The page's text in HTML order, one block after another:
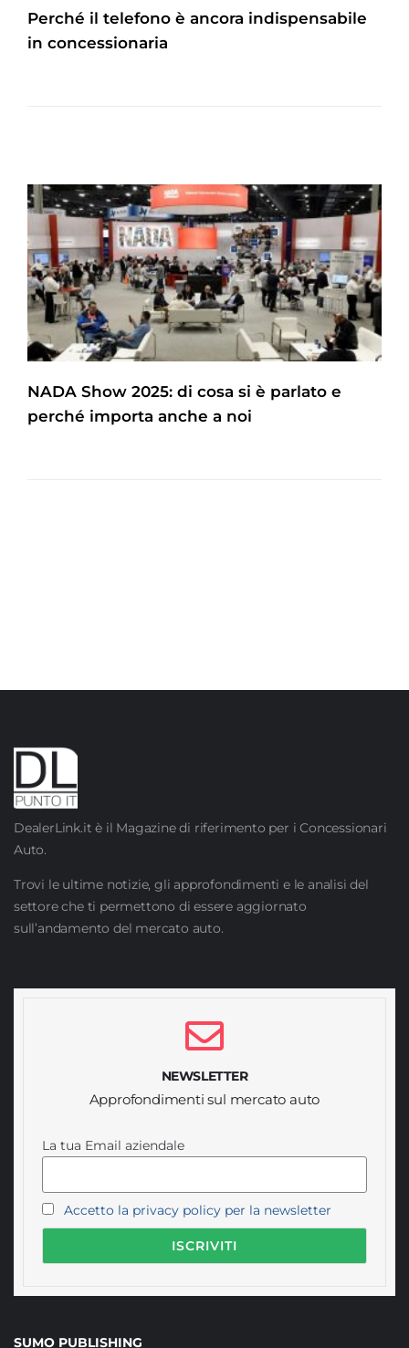
Perché il telefono è ancora indispensabile
in concessionaria
NADA Show 2025: di cosa si è parlato e
perché importa anche a noi
DealerLink.it è il Magazine di riferimento per i Concessionari
Auto.
Trovi le ultime notizie, gli approfondimenti e le analisi del
settore che ti permettono di essere aggiornato
sull’andamento del mercato auto.
NEWSLETTER
Approfondimenti sul mercato auto
La tua Email aziendale
Accetto la privacy policy per la newsletter
SUMO PUBLISHING